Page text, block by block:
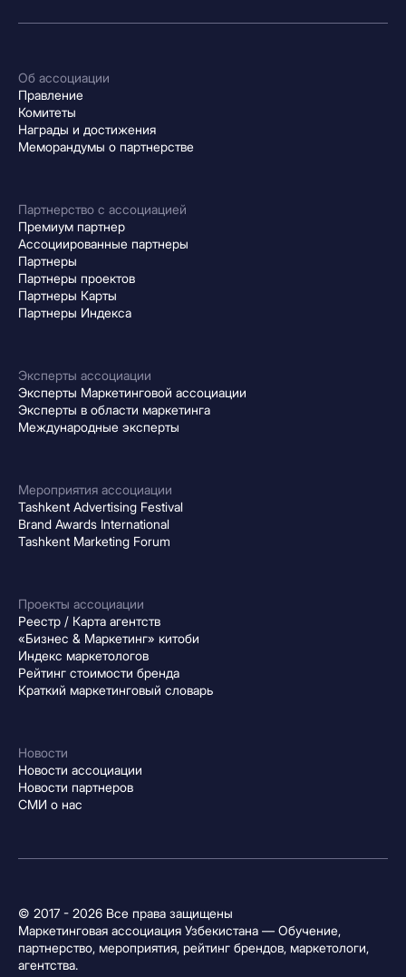
Об ассоциации
Правление
Комитеты
Награды и достижения
Меморандумы о партнерстве
Партнерство с ассоциацией
Премиум партнер
Ассоциированные партнеры
Партнеры
Партнеры проектов
Партнеры Карты
Партнеры Индекса
Эксперты ассоциации
Эксперты Маркетинговой ассоциации
Эксперты в области маркетинга
Международные эксперты
Мероприятия ассоциации
Tashkent Advertising Festival
Brand Awards International
Tashkent Marketing Forum
Проекты ассоциации
Реестр / Карта агентств
«Бизнес & Маркетинг» китоби
Индекс маркетологов
Рейтинг стоимости бренда
Краткий маркетинговый словарь
Новости
Новости ассоциации
Новости партнеров
СМИ о нас
© 2017 - 2026 Все права защищены
Маркетинговая ассоциация Узбекистана — Обучение,
партнерство, мероприятия, рейтинг брендов, маркетологи,
агентства.